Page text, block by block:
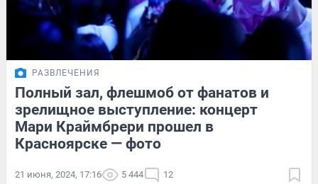
РАЗВЛЕЧЕНИЯ
Полный зал, флешмоб от фанатов и
зрелищное выступление: концерт
Мари Краймбрери прошел в
Красноярске — фото
21 июня, 2024, 17:16 5 444 12